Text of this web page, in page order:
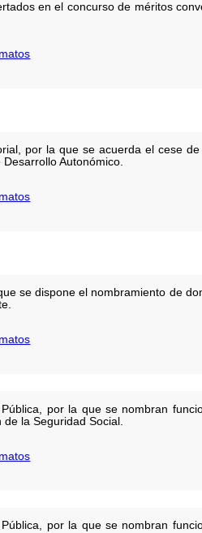
en el concurso de méritos
por la que se acuerda el cese
Autonómico.
se dispone el nombramiento de
por la que se nombran
la Seguridad Social.
por la que se nombran